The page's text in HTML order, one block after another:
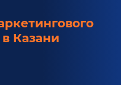
Казани